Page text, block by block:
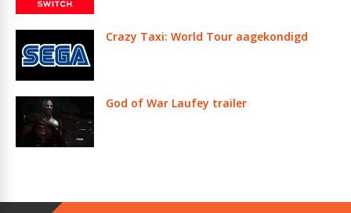
Crazy Taxi: World Tour aagekondigd
God of War Laufey trailer